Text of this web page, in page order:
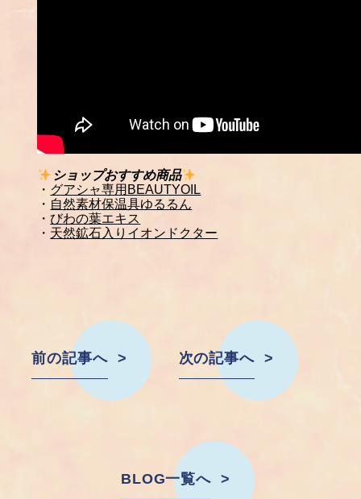
ショップおすすめ商品
・ グアシャ専用BEAUTYOIL
・ 自然素材保温具ゆるるん
・ びわの葉エキス
・ 天然鉱石入りイオンドクター
前の記事へ 次の記事へ
BLOG一覧へ